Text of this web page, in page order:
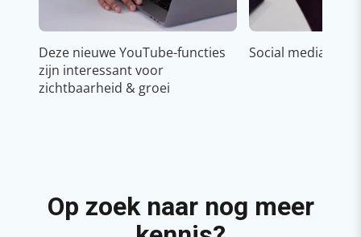
Deze nieuwe YouTube-functies
zijn interessant voor
zichtbaarheid & groei
Social media
Op zoek naar nog meer